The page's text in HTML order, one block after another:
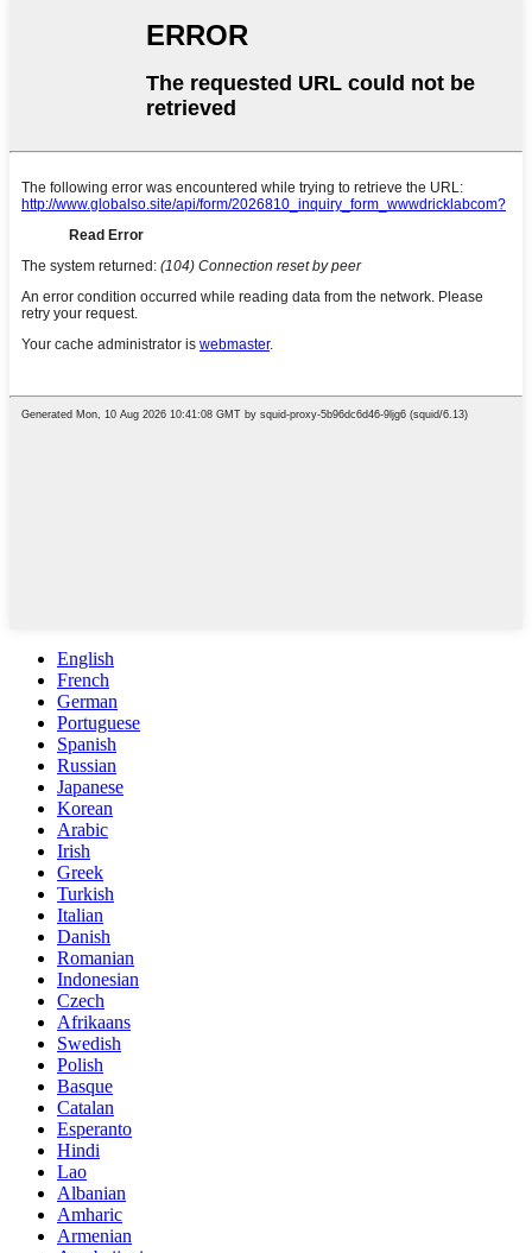
English
French
German
Portuguese
Spanish
Russian
Japanese
Korean
Arabic
Irish
Greek
Turkish
Italian
Danish
Romanian
Indonesian
Czech
Afrikaans
Swedish
Polish
Basque
Catalan
Esperanto
Hindi
Lao
Albanian
Amharic
Armenian